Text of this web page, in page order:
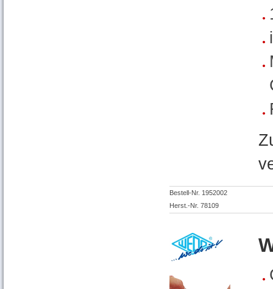
Bestell-Nr. 1952002
Herst.-Nr. 78109